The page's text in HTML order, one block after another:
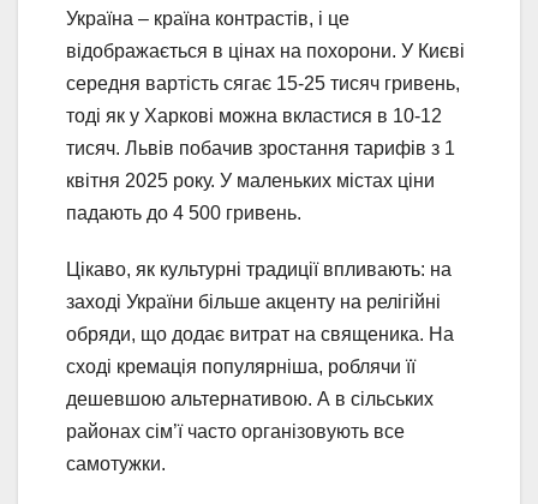
Україна – країна контрастів, і це
відображається в цінах на похорони. У Києві
середня вартість сягає 15-25 тисяч гривень,
тоді як у Харкові можна вкластися в 10-12
тисяч. Львів побачив зростання тарифів з 1
квітня 2025 року. У маленьких містах ціни
падають до 4 500 гривень.
Цікаво, як культурні традиції впливають: на
заході України більше акценту на релігійні
обряди, що додає витрат на священика. На
сході кремація популярніша, роблячи її
дешевшою альтернативою. А в сільських
районах сім’ї часто організовують все
самотужки.